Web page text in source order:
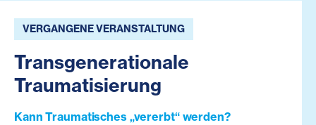
VERGANGENE VERANSTALTUNG
Transgenerationale
Traumatisierung
Kann Traumatisches „vererbt“ werden?